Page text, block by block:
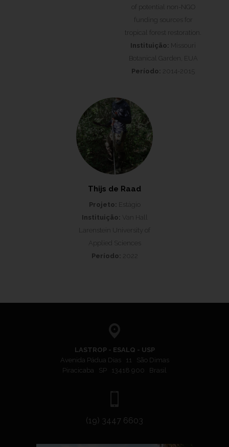
of potential non-NGO
funding sources for
tropical forest restoration.
Instituição: Missouri
Botanical Garden, EUA
Período: 2014-2015
Thijs de Raad
Projeto: Estágio
Instituição: Van Hall
Larenstein University of
Applied Sciences
Período:
LASTROP - ESALQ - USP
Avenida Pádua Dias 11 São Dimas
Piracicaba SP 13418 900 Brasil
(19) 3447 6603